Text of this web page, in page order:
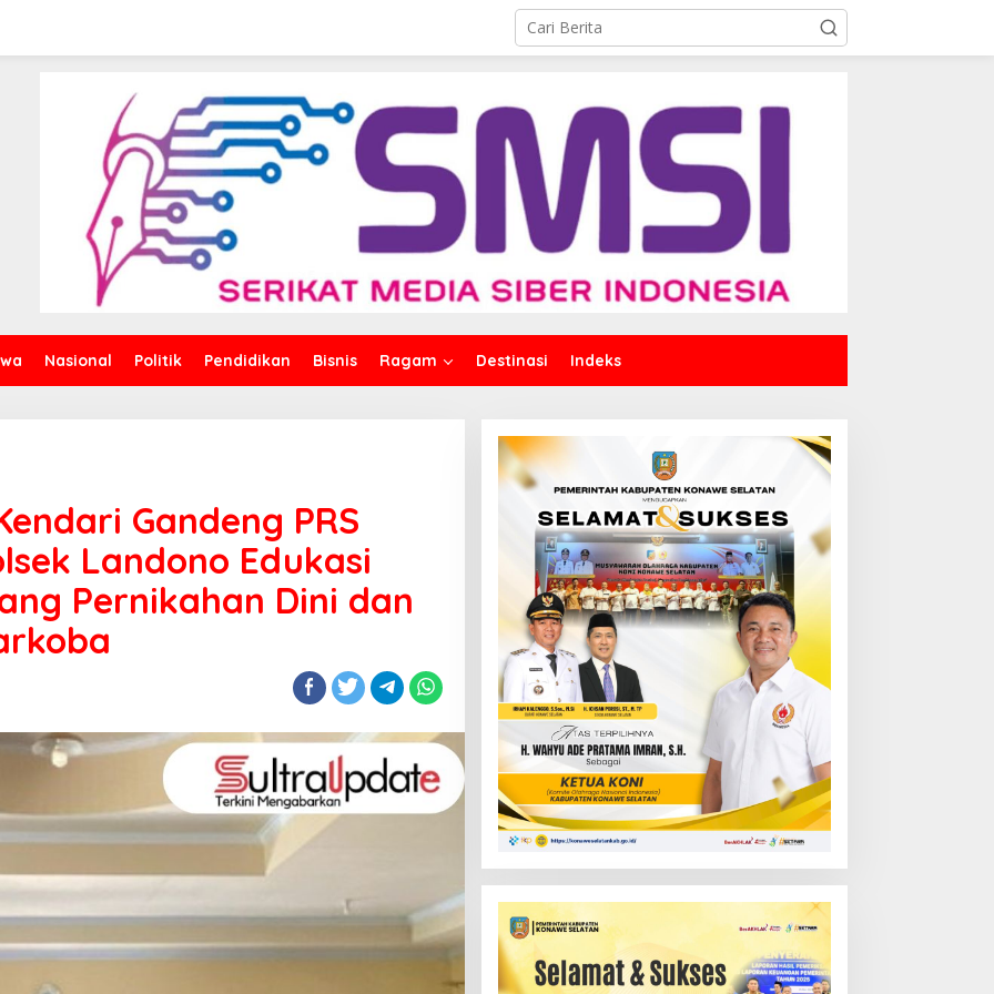
Nasional Politik Pendidikan Bisnis Ragam Destinasi Indeks
Gandeng PRS
Landono Edukasi
Pernikahan Dini dan